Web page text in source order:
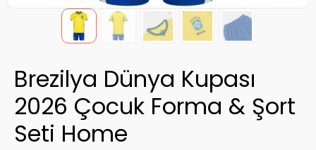
Brezilya Dünya Kupası
2026 Çocuk Forma & Şort
Seti Home